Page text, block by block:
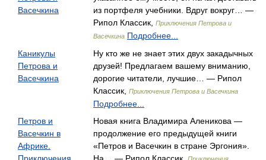
Васечкина
из портфеля учебники. Вдруг вокруг… —
Рипол Классик,
Приключения Петрова и
Васечкина Подробнее...
Каникулы
Петрова и
Васечкина
Ну кто же не знает этих двух закадычных
друзей! Предлагаем вашему вниманию,
дорогие читатели, лучшие… — Рипол
Классик,
Приключения Петрова и Васечкина
Подробнее...
Петров и
Васечкин в
Африке.
Новая книга Владимира Аленикова —
продолжение его предыдущей книги
«Петров и Васечкин в стране Эргония».